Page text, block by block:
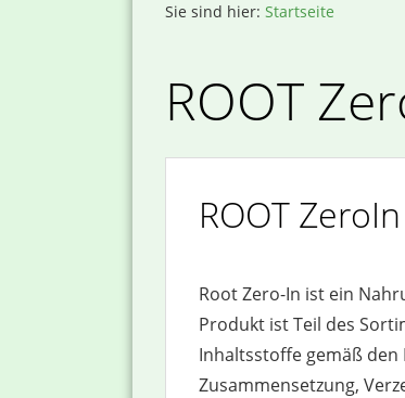
Sie sind hier: Startseite
ROOT
ROOT
Root Zero-In ist ein
Produkt ist Teil des
Inhaltsstoffe gemäß
Zusammensetzung,